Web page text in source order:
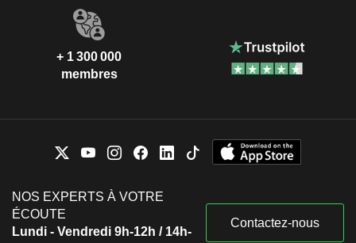
+ 1 300 000
membres
NOS EXPERTS À VOTRE
ÉCOUTE
Lundi - Vendredi 9h-12h / 14h-
Contactez-nous